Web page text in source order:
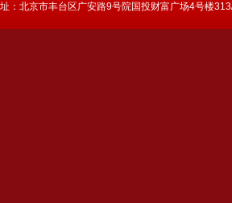
：北京市丰台区广安路9号院国投财富广场4号楼